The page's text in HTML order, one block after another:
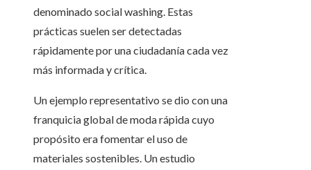
denominado social washing. Estas
prácticas suelen ser detectadas
rápidamente por una ciudadanía cada vez
más informada y crítica.
Un ejemplo representativo se dio con una
franquicia global de moda rápida cuyo
propósito era fomentar el uso de
materiales sostenibles. Un estudio